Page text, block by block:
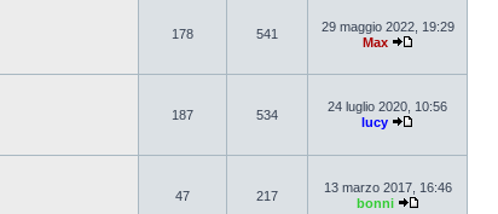
178 541
29 maggio 2022, 19:29
Max
187 534
24 luglio 2020, 10:56
lucy
47 217
13 marzo 2017, 16:46
bonni